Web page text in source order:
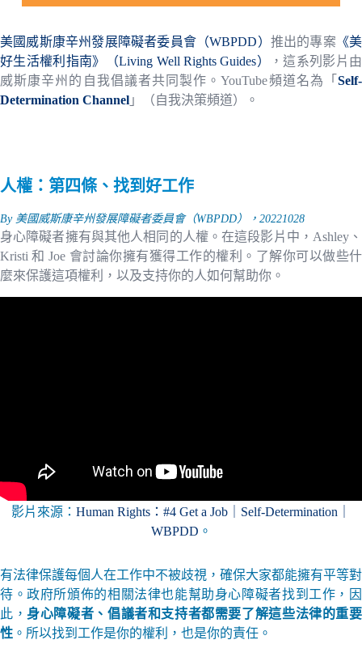
美國威斯康辛州發展障礙者委員會（WBPDD） 推出的專案《美
好生活權利指南》（Living Well Rights Guides）
，這系列影片由
威斯康辛州的自我倡議者共同製作。YouTube頻道名為「 Self-
Determination Channel 」（自我決策頻道）。
人權：第四條、找到好工作
By 美國威斯康辛州發展障礙者委員會（WBPDD），20221028
身心障礙者擁有與其他人相同的人權。在這段影片中，Ashley、
Kristi 和 Joe 會討論你擁有獲得工作的權利。了解你可以做些什
麼來保護這項權利，以及支持你的人如何幫助你。
影片來源： Human Rights：#4 Get a Job｜Self-Determination｜
WBPDD 。
有法律保護每個人在工作中不被歧視，確保大家都能擁有平等對
待。政府所頒佈的相關法律也能幫助身心障礙者找到工作，因
此， 身心障礙者、倡議者和支持者都需要了解這些法律的重要
性 。所以找到工作是你的權利，也是你的責任。